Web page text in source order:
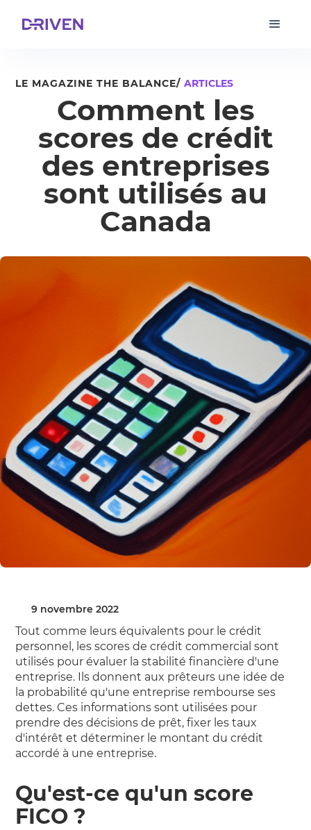
LE MAGAZINE THE BALANCE/ ARTICLES
Comment les
scores de crédit
des entreprises
sont utilisés au
Canada
9 novembre 2022
Tout comme leurs équivalents pour le crédit
personnel, les scores de crédit commercial sont
utilisés pour évaluer la stabilité financière d'une
entreprise. Ils donnent aux prêteurs une idée de
la probabilité qu'une entreprise rembourse ses
dettes. Ces informations sont utilisées pour
prendre des décisions de prêt, fixer les taux
d'intérêt et déterminer le montant du crédit
accordé à une entreprise.
Qu'est-ce qu'un score
FICO ?